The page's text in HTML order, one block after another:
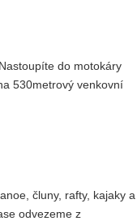
do motokáry
530metrový venkovní
čluny, rafty, kajaky a
odvezeme z